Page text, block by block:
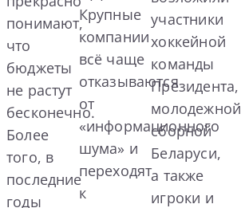
понимают,
что
бюджеты
не растут
бесконечно.
Более
того, в
последние
годы
Крупные
компании
всё чаще
отказываются
от
«информационного
шума» и
переходят
к
участники
хоккейной
команды
Президента,
молодежной
сборной
Беларуси,
а также
игроки и